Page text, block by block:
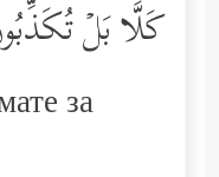
كَلَّا بَلۡ
за